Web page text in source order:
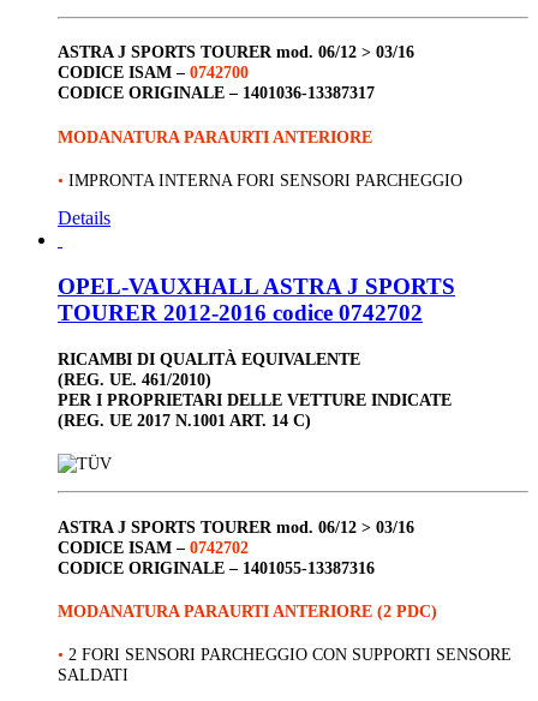
ASTRA J SPORTS TOURERmod. 06/12 > 03/16
CODICE ISAM – 0742700
CODICE ORIGINALE – 1401036-13387317
MODANATURA PARAURTI ANTERIORE
• IMPRONTA INTERNA FORI SENSORI PARCHEGGIO
Details
OPEL-VAUXHALL ASTRA J SPORTS
TOURER 2012-2016 codice 0742702
RICAMBI DI QUALITÀ EQUIVALENTE
(REG. UE. 461/2010)
PER I PROPRIETARI DELLE VETTURE INDICATE
(REG. UE 2017 N.1001 ART. 14 C)
ASTRA J SPORTS TOURER mod. 06/12 > 03/16
CODICE ISAM – 0742702
CODICE ORIGINALE – 1401055-13387316
MODANATURA PARAURTI ANTERIORE (2 PDC)
• 2 FORI SENSORI PARCHEGGIO CON SUPPORTI SENSORE
SALDATI